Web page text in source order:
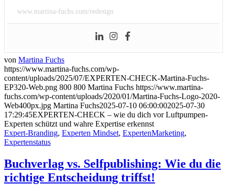
www.martina-fuchs.com/redesign
von Martina Fuchs
https://www.martina-fuchs.com/wp-
content/uploads/2025/07/EXPERTEN-CHECK-Martina-Fuchs-
EP320-Web.png 800 800 Martina Fuchs https://www.martina-
fuchs.com/wp-content/uploads/2020/01/Martina-Fuchs-Logo-2020-
Web400px.jpg Martina Fuchs2025-07-10 06:00:002025-07-30
17:29:45EXPERTEN-CHECK – wie du dich vor Luftpumpen-
Experten schützt und wahre Expertise erkennst
Expert-Branding, Experten Mindset, ExpertenMarketing,
Expertenstatus
Buchverlag vs. Selfpublishing: Wie du die
richtige Entscheidung triffst!